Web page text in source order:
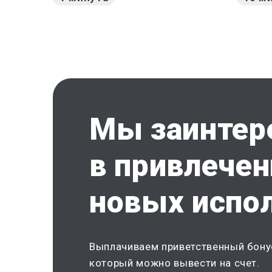
Мы
в
новых
Выплачиваем приветственный
который можно вывести на счет.